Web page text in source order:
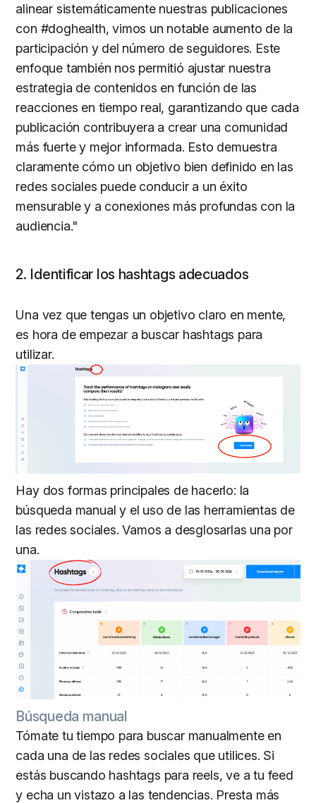
alinear sistemáticamente nuestras publicaciones
con #doghealth, vimos un notable aumento de la
participación y del número de seguidores. Este
enfoque también nos permitió ajustar nuestra
estrategia de contenidos en función de las
reacciones en tiempo real, garantizando que cada
publicación contribuyera a crear una comunidad
más fuerte y mejor informada. Esto demuestra
claramente cómo un objetivo bien definido en las
redes sociales puede conducir a un éxito
mensurable y a conexiones más profundas con la
audiencia."
2. Identificar los hashtags adecuados
Una vez que tengas un objetivo claro en mente,
es hora de empezar a buscar hashtags para
utilizar.
Hay dos formas principales de hacerlo: la
búsqueda manual y el uso de las herramientas de
las redes sociales. Vamos a desglosarlas una por
una.
Búsqueda manual
Tómate tu tiempo para buscar manualmente en
cada una de las redes sociales que utilices. Si
estás buscando hashtags para reels, ve a tu feed
y echa un vistazo a las tendencias. Presta más